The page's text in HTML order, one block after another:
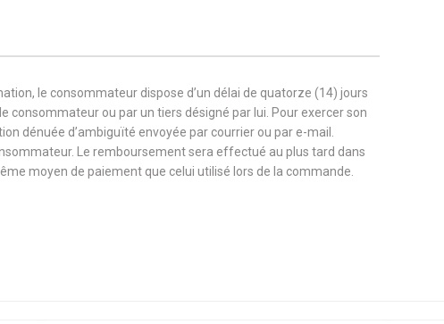
le consommateur dispose d’un délai de quatorze (14) jours
consommateur ou par un tiers désigné par lui. Pour exercer son
dénuée d’ambiguïté envoyée par courrier ou par e-mail.
Le remboursement sera effectué au plus tard dans
moyen de paiement que celui utilisé lors de la commande.